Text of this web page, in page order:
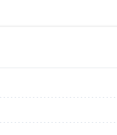
та інших об'єктах,